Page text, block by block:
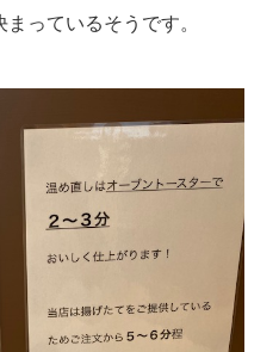
っているそうです。